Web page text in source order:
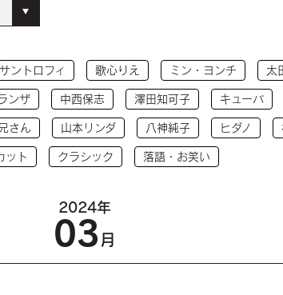
サントロフィ 歌心りえ ミン・ヨンチ 太
ンザ 中西保志 澤田知可子 キューバ
さん 山本リンダ 八神純子 ヒダノ
ット クラシック 落語・お笑い
2024年
03 月